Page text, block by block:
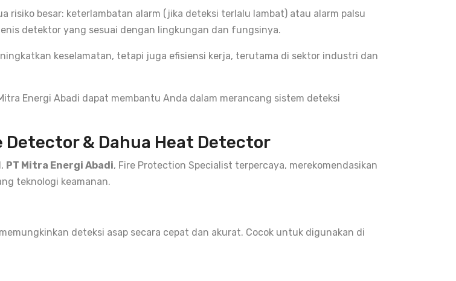
risiko besar: keterlambatan alarm (jika deteksi terlalu lambat) atau alarm palsu
detektor yang sesuai dengan lingkungan dan fungsinya.
keselamatan, tetapi juga efisiensi kerja, terutama di sektor industri dan
Energi Abadi dapat membantu Anda dalam merancang sistem deteksi
Detector & Dahua Heat Detector
PT Mitra Energi Abadi, Fire Protection Specialist terpercaya, merekomendasikan
teknologi keamanan.
deteksi asap secara cepat dan akurat. Cocok untuk digunakan di